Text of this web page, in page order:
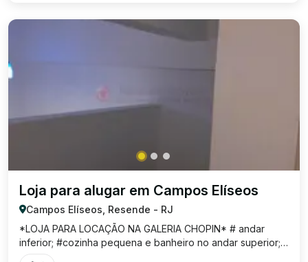
Loja para alugar em Campos Elíseos
Campos Elíseos, Resende - RJ
*LOJA PARA LOCAÇÃO NA GALERIA CHOPIN* # andar
inferior; #cozinha pequena e banheiro no andar superior;
#galeria de lojas próximo ao calçadão. Ótima localização,